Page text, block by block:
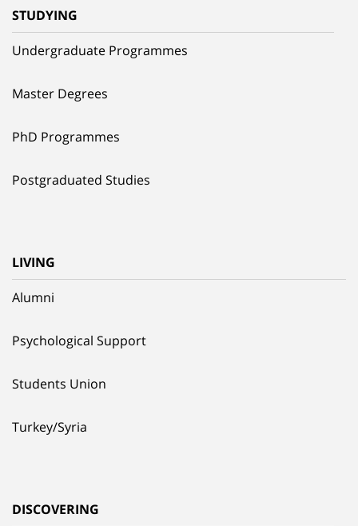
STUDYING
Undergraduate Programmes
Master Degrees
PhD Programmes
Postgraduated Studies
LIVING
Alumni
Psychological Support
Students Union
Turkey/Syria
DISCOVERING